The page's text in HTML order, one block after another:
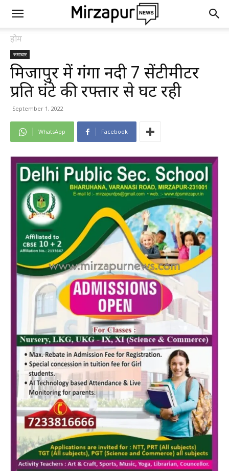
होम
समाचार
मिर्जापुर में गंगा नदी 7 सेंटीमीटर
प्रति घंटे की रफ्तार से घट रही
September 1, 2022
WhatsApp Facebook